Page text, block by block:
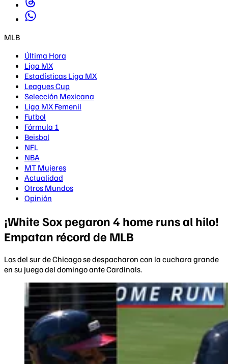
MLB
Última Hora
Liga MX
Estadísticas Liga MX
Leagues Cup
Selección Mexicana
Liga MX Femenil
Futbol
Fórmula 1
Beisbol
NFL
NBA
MT Mujeres
Actualidad
Otros Mundos
Opinión
¡White Sox pegaron 4 home runs al hilo!
Empatan récord de MLB
Los del sur de Chicago se despacharon con la cuchara grande
en su juego del domingo ante Cardinals.